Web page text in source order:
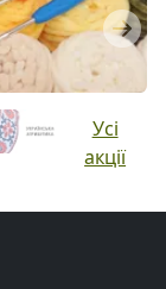
Next
Усі
акції